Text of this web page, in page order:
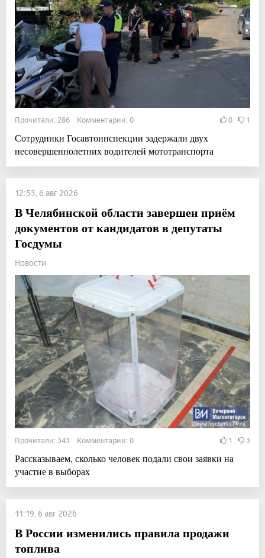
Прочитали: 286 Комментарии: 0 0 1
Сотрудники Госавтоинспекции задержали двух
несовершеннолетних водителей мототранспорта
12:53, 6 авг 2026
В Челябинской области завершен приём
документов от кандидатов в депутаты
Госдумы
Новости
Прочитали: 343 Комментарии: 0 1 3
Рассказываем, сколько человек подали свои заявки на
участие в выборах
11:19, 6 авг 2026
В России изменились правила продажи
топлива